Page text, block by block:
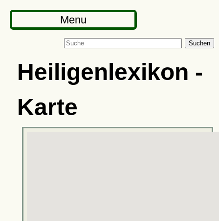
Menu
Suchen
Heiligenlexikon -
Karte